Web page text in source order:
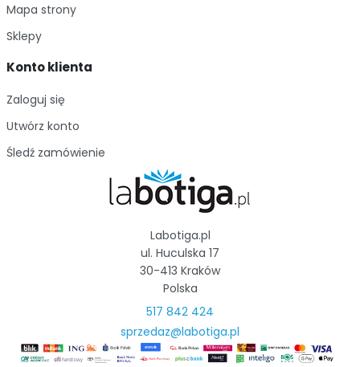
Mapa strony
Sklepy
Konto klienta
Zaloguj się
Utwórz konto
Śledź zamówienie
Labotiga.pl
ul. Huculska 17
30-413 Kraków
Polska
517 842 424
sprzedaz@labotiga.pl